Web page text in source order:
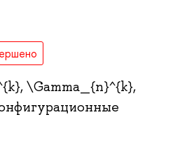
\Gamma_{n}^{k},